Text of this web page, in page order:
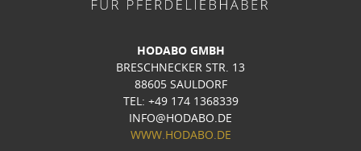
HODABO GMBH
BRESCHNECKER STR. 13
88605 SAULDORF
TEL: +49 174 1368339
INFO@HODABO.DE
WWW.HODABO.DE